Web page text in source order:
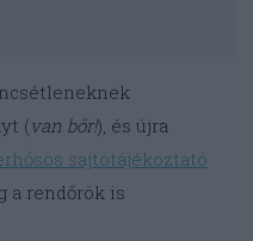
(van bőr!), és újra
sajtótájékoztató
a rendőrök is